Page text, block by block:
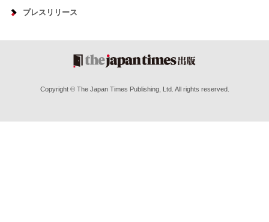
プレスリリース
Copyright © The Japan Times Publishing, Ltd. All rights reserved.